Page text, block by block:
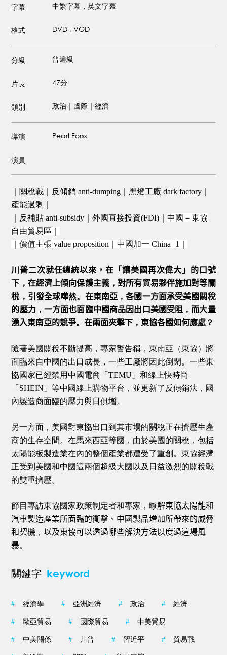
字幕 中繁字幕，英文字幕
格式 DVD , VOD
分級 普遍級
片長 47分
類別 政治｜國際｜經濟
導演 Pearl Forss
演員
｜關稅戰｜反傾銷 anti-dumping｜黑燈工廠 dark factory
產能過剩｜
｜反補貼 anti-subsidy｜外國直接投資(FDI)｜中國－東協
自由貿易區｜
｜價值主張 value proposition ｜中國加一 China+1
川普二次就任總統以來，在「讓美國再次偉大」的口號
下 ， 在經濟上傾向保護主義 ，對所有貿易夥伴施加對等關
稅 ， 引發全球嘩然。 在東南亞 ，各國一方面承受美國關稅
的壓力， 一方面也面臨中國商品因出口美國受阻 ， 而大量
湧入東南亞的競爭。在兩面夾擊下 ， 東協各國如何應處 ？
隨著美國關稅不斷提高，專家警告稱，東南亞（東協）將
面臨來自中國的出口成長，一些工廠將因此倒閉。一些東
協國家已經禁用中國電商「TEMU」和線上快時尚
「SHEIN」等中國線上購物平台，並更新了反傾銷法，國
內製造商面臨的壓力與日俱增。
另一方面，美國對東協出口到其市場的關稅正在擠壓生產
商的生存空間。在馬來西亞等國，由於美國的關稅，包括
太陽能板製造業在內的整個產業都遭受了重創。東協經濟
正受到美國和中國這兩個超級大國以及日益激烈的關稅戰
的雙重擠壓。
節目專訪東協國家政策制定者和專家，瞭解東協太陽能和
汽車製造產業所面臨的衝擊、中國製品增加所帶來的威脅
和契機 ，以及東協可以透過哪些解決方法 以度過這場風
暴。
關鍵字 keyword
# 經濟學 # 亞洲經濟 # 政治 # 經濟
# 歐亞貿易 # 國際貿易 # 中美貿易
# 中美關係 # 川普 # 習近平 # 貿易戰